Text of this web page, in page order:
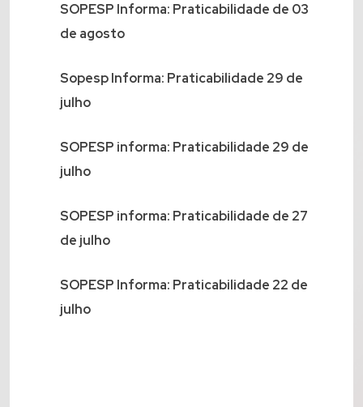
SOPESP Informa: Praticabilidade de 03
de agosto
Sopesp Informa: Praticabilidade 29 de
julho
SOPESP informa: Praticabilidade 29 de
julho
SOPESP informa: Praticabilidade de 27
de julho
SOPESP Informa: Praticabilidade 22 de
julho